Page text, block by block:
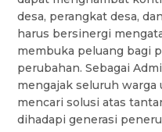
desa, perangkat desa,
harus bersinergi
membuka peluang bagi
perubahan. Sebagai
mengajak seluruh
mencari solusi atas
dihadapi generasi